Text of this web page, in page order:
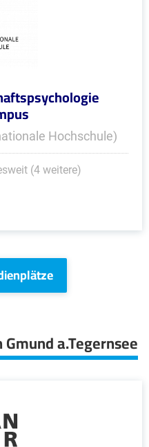
Hochschule)
(4 weitere)
a.Tegernsee